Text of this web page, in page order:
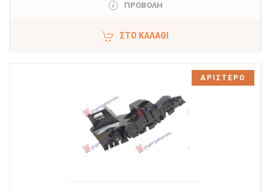
ΠΡΟΒΟΛΗ
ΣΤΟ ΚΑΛΆΘΙ
ΑΡΙΣΤΕΡΟ